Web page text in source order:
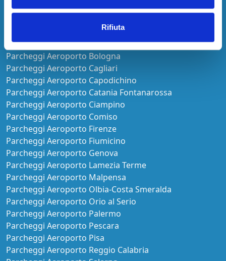
Rifiuta
Aperto:Tutti i giorni H24
Scoperto Auto
Navetta
Lascia le chiavi
Pagamento online
Maggiori informazioni
Cancellazione gratuita fino a 24h prima
prezzo per 2 Giorni
Continua la prenotazione
AEROPORT CAR
Aperto:Tutti i giorni H24
7 minuti dal terminal